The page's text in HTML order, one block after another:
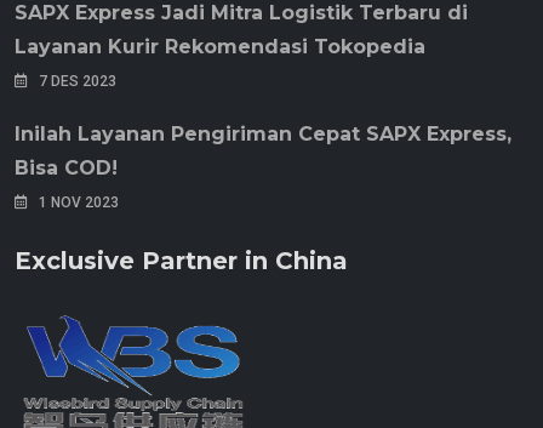
SAPX Express Jadi Mitra Logistik Terbaru di
Layanan Kurir Rekomendasi Tokopedia
7 DES 2023
Inilah Layanan Pengiriman Cepat SAPX Express,
Bisa COD!
1 NOV 2023
Exclusive Partner in China